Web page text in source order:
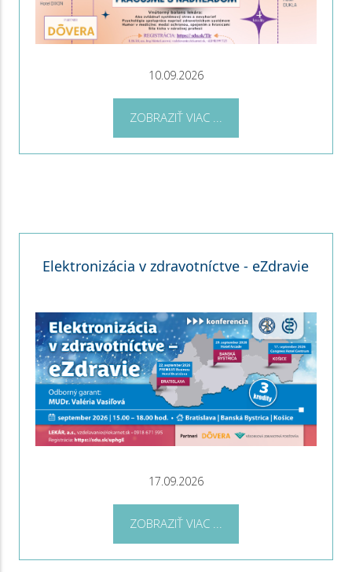
10.09.2026
ZOBRAZIŤ VIAC ...
Elektronizácia v zdravotníctve - eZdravie
17.09.2026
ZOBRAZIŤ VIAC ...